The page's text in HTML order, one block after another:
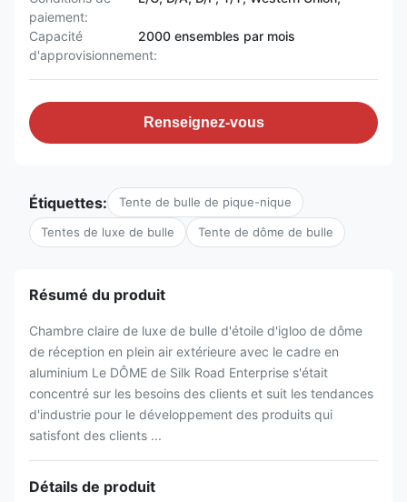
paiement:
Capacité
d'approvisionnement:
2000 ensembles par mois
Renseignez-vous
Étiquettes: Tente de bulle de pique-nique
Tentes de luxe de bulle Tente de dôme de bulle
Résumé du produit
Chambre claire de luxe de bulle d'étoile d'igloo de dôme
de réception en plein air extérieure avec le cadre en
aluminium Le DÔME de Silk Road Enterprise s'était
concentré sur les besoins des clients et suit les tendances
d'industrie pour le développement des produits qui
satisfont des clients ...
Détails de produit